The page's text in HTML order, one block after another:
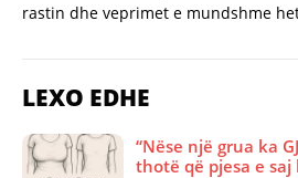
rastin dhe veprimet e mundshme
LEXO EDHE
“Nëse një grua ka
thotë që pjesa e saj